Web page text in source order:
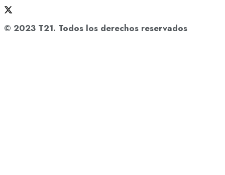
© 2023 T21. Todos los derechos reservados